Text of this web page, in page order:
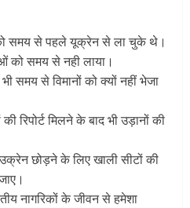
समय से पहले यूक्रेन से ला चुके थे।
को समय से नही लाया।
समय से विमानों को क्यों नहीं भेजा
रिपोर्ट मिलने के बाद भी उड़ानों की
छोड़ने के लिए खाली सीटों की
नागरिकों के जीवन से हमेशा